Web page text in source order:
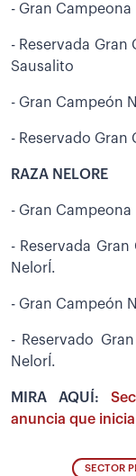
- Gran
- Reservada Gran
Sausalito
- Gran Campeón
- Reservado Gran
RAZA NELORE
- Gran Campeona
- Reservada
NelorÍ.
- Gran Campeón
- Reservado
NelorÍ.
MIRA AQUÍ:
anuncia que
SECTOR